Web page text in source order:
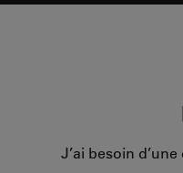
J’ai besoin